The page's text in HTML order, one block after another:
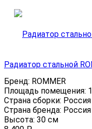
Радиатор стальной
Бренд: ROMMER
Площадь помещения:
Страна сборки: Россия
Страна бренда: Россия
Высота: 30 см